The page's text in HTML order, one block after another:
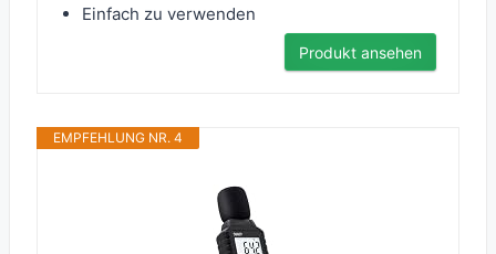
Einfach zu verwenden
Produkt ansehen
EMPFEHLUNG NR. 4